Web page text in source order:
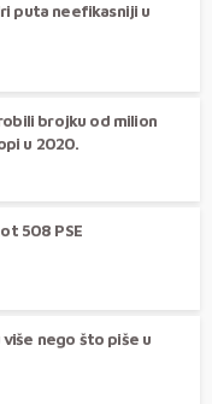
puta neefikasniji u
brojku od milion
u 2020.
508 PSE
nego što piše u